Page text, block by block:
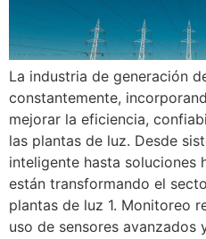
La industria de generación
constantemente,
mejorar la eficiencia,
las plantas de luz. Desde
inteligente hasta soluciones
están transformando el
plantas de luz 1. Monitoreo
uso de sensores